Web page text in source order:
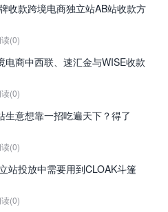
收款跨境电商独立站AB站收款方
(0)
电商中西联、速汇金与WISE收款
(0)
生意想靠一招吃遍天下？得了
(0)
站投放中需要用到CLOAK斗篷
(0)